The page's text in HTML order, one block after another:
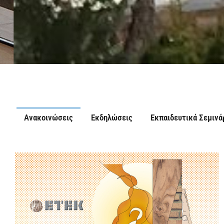
Προστασία και κατοχύρωση
Ανακοινώσεις Εκδηλώσεις Εκπαιδευτικά